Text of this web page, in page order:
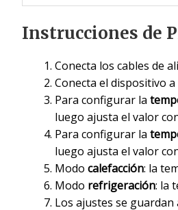
Instrucciones de
Conecta los cables de
Conecta el dispositivo
Para configurar la
luego ajusta el valor
Para configurar la
luego ajusta el valor
Modo calefacción: la
Modo refrigeración: la
Los ajustes se